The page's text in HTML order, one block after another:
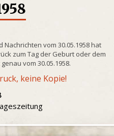
vom 30.05.1958 hat
zum Tag der Geburt oder dem
vom 30.05.1958.
keine Kopie!